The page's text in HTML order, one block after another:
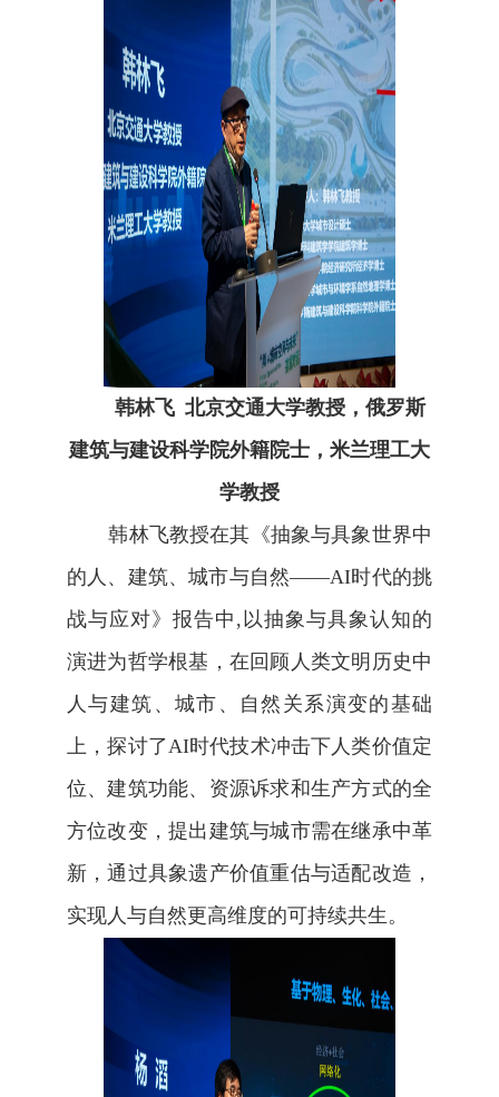
韩林飞 北京交通大学教授，俄罗斯
建筑与建设科学院外籍院士，米兰理工大
学教授
韩林飞教授在其《抽象与具象世界中
的人、建筑、城市与自然——AI时代的挑
战与应对》报告中 , 以抽象与具象认知的
演进为哲学根基，在回顾人类文明历史中
人与建筑、城市、自然关系演变的基础
上，探讨了AI时代技术冲击下人类价值定
位、建筑功能、资源诉求和生产方式的全
方位改变，提出建筑与城市需在继承中革
新，通过具象遗产价值重估与适配改造，
实现人与自然更高维度的可持续共生。